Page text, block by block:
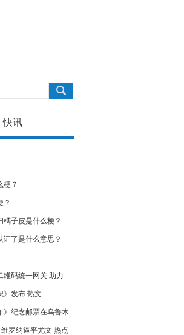
快讯
梗？
？
子皮是什么梗？
了是什么意思？
维码统一网关 助力
》发布 热文
》纪念邮票在乌鲁木
罗纳逼平尤文 热点